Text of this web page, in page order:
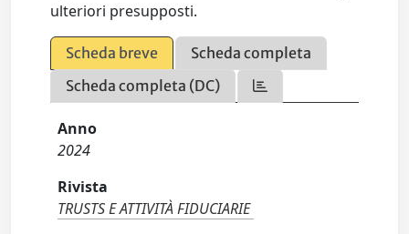
ulteriori presupposti.
Scheda breve
Scheda completa
Scheda completa (DC)
Anno
2024
Rivista
TRUSTS E ATTIVITÀ FIDUCIARIE